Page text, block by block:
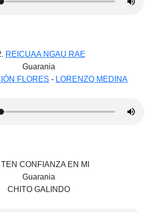
REICUAA NGAU RAE
Guarania
FLORES - LORENZO MEDINA
CONFIANZA EN MI
Guarania
CHITO GALINDO